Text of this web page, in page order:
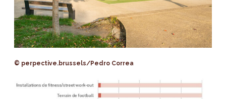
© perpective.brussels/Pedro Correa